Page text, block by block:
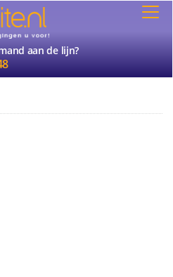
aan de lijn?